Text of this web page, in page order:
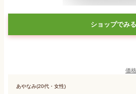
ショップでみる
価
あやなみ(20代・女性)